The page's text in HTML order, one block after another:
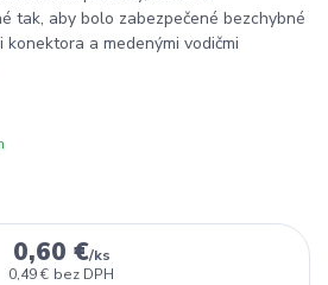
tak, aby bolo zabezpečené bezchybné
a medenými vodičmi
0,60 €/ks
0,49 € bez DPH